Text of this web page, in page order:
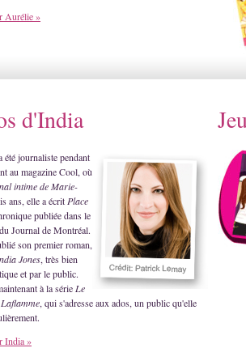
Aurélie »
d'India
journaliste pendant
au magazine Cool, où
intime de Marie-
ans, elle a écrit Place
publiée dans le
Journal de Montréal.
son premier roman,
Jones, très bien
et par le public.
à la série Le
, qui s'adresse aux ados, un public qu'elle
India »